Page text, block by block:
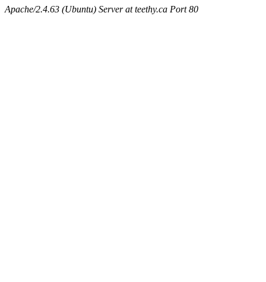
Apache/2.4.63 (Ubuntu) Server at teethy.ca Port 80